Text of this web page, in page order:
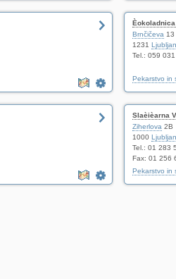
Brnčičeva 13
1231
Tel.: 059
Pekarstvo in
Slaèièarna
Ziherlova 2B
1000
Tel.: 01 283
Fax: 01 256
Pekarstvo in